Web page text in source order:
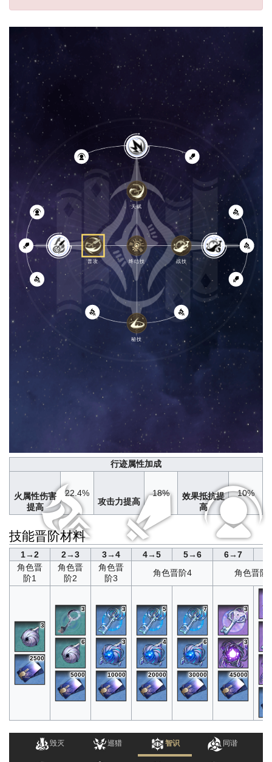
普攻 战技
终结技
秘技
天赋
行迹属性加成
火属性伤害
提高
22.4%
攻击力提高
18%
效果抵抗提
高
10%
技能晋阶材料
1→2 2→3 3→4 4→5 5→6 6→7
角色晋
阶1
角色晋
阶2
角色晋
阶3
角色晋阶4 角色晋阶
3
2500
3
6
5000
3
3
10000
5
4
20000
7
6
30000
3
3
45000
毁灭 巡猎 智识 同谐